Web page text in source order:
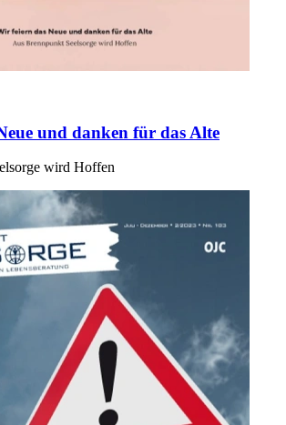
und danken für das Alte
wird Hoffen